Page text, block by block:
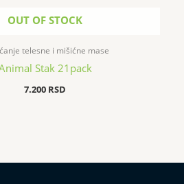
OUT OF STOCK
telesne i mišićne mase
Stak 21pack
7.200 RSD